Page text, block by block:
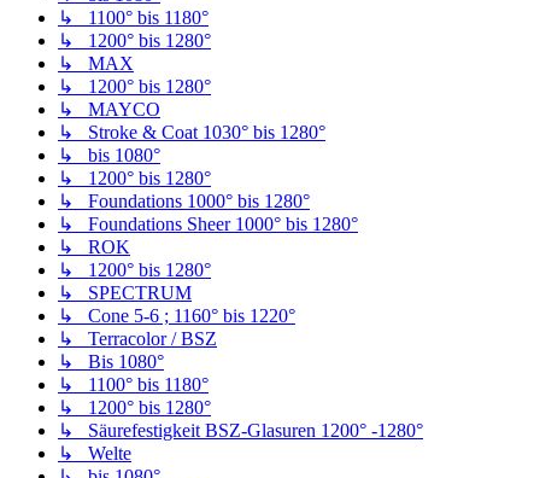
↳ 1100° bis 1180°
↳ 1200° bis 1280°
↳ MAX
↳ 1200° bis 1280°
↳ MAYCO
↳ Stroke & Coat 1030° bis 1280°
↳ bis 1080°
↳ 1200° bis 1280°
↳ Foundations 1000° bis 1280°
↳ Foundations Sheer 1000° bis 1280°
↳ ROK
↳ 1200° bis 1280°
↳ SPECTRUM
↳ Cone 5-6 ; 1160° bis 1220°
↳ Terracolor / BSZ
↳ Bis 1080°
↳ 1100° bis 1180°
↳ 1200° bis 1280°
↳ Säurefestigkeit BSZ-Glasuren 1200° -1280°
↳ Welte